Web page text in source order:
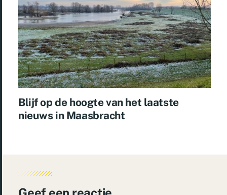
Blijf op de hoogte van het laatste
nieuws in Maasbracht